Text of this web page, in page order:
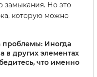
замыкания. Но это
которую можно
проблемы: Иногда
в других элементах
что именно